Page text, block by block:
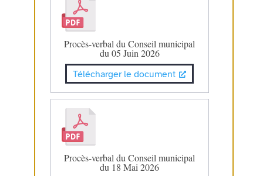
Procès-verbal du Conseil municipal
du 05 Juin 2026
Télécharger le document
Procès-verbal du Conseil municipal
du 18 Mai 2026